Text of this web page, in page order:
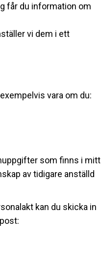
får du information om
vi dem i ett
vara om du:
som finns i mitt
av tidigare anställd
kan du skicka in